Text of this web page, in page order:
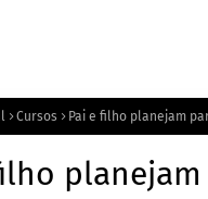
Cursos Pai e filho planejam